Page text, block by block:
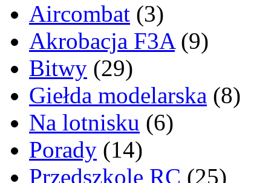
Aircombat (3)
Akrobacja F3A(9)
Bitwy (29)
Giełda modelarska (8)
Na lotnisku (6)
Porady (14)
Przedszkole RC (25)